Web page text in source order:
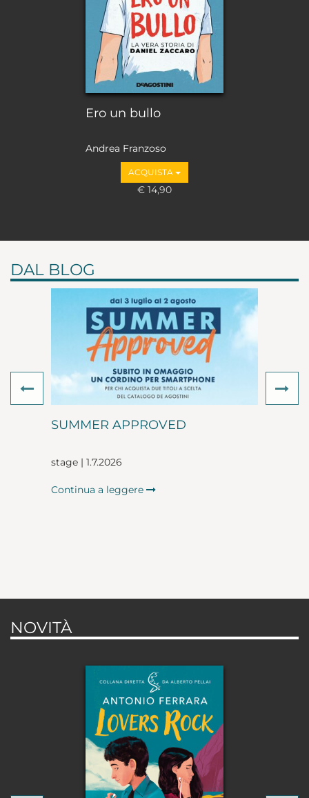
Ero un bullo
Andrea Franzoso
ACQUISTA
€ 14,90
DAL BLOG
SUMMER APPROVED
stage | 1.7.2026
Continua a leggere
Previous
NOVITÀ